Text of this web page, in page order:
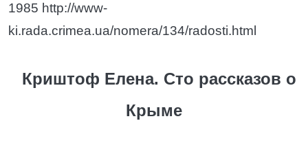
1985 http://www-
ki.rada.crimea.ua/nomera/134/radosti.html
Криштоф Елена. Сто рассказов о
Крыме